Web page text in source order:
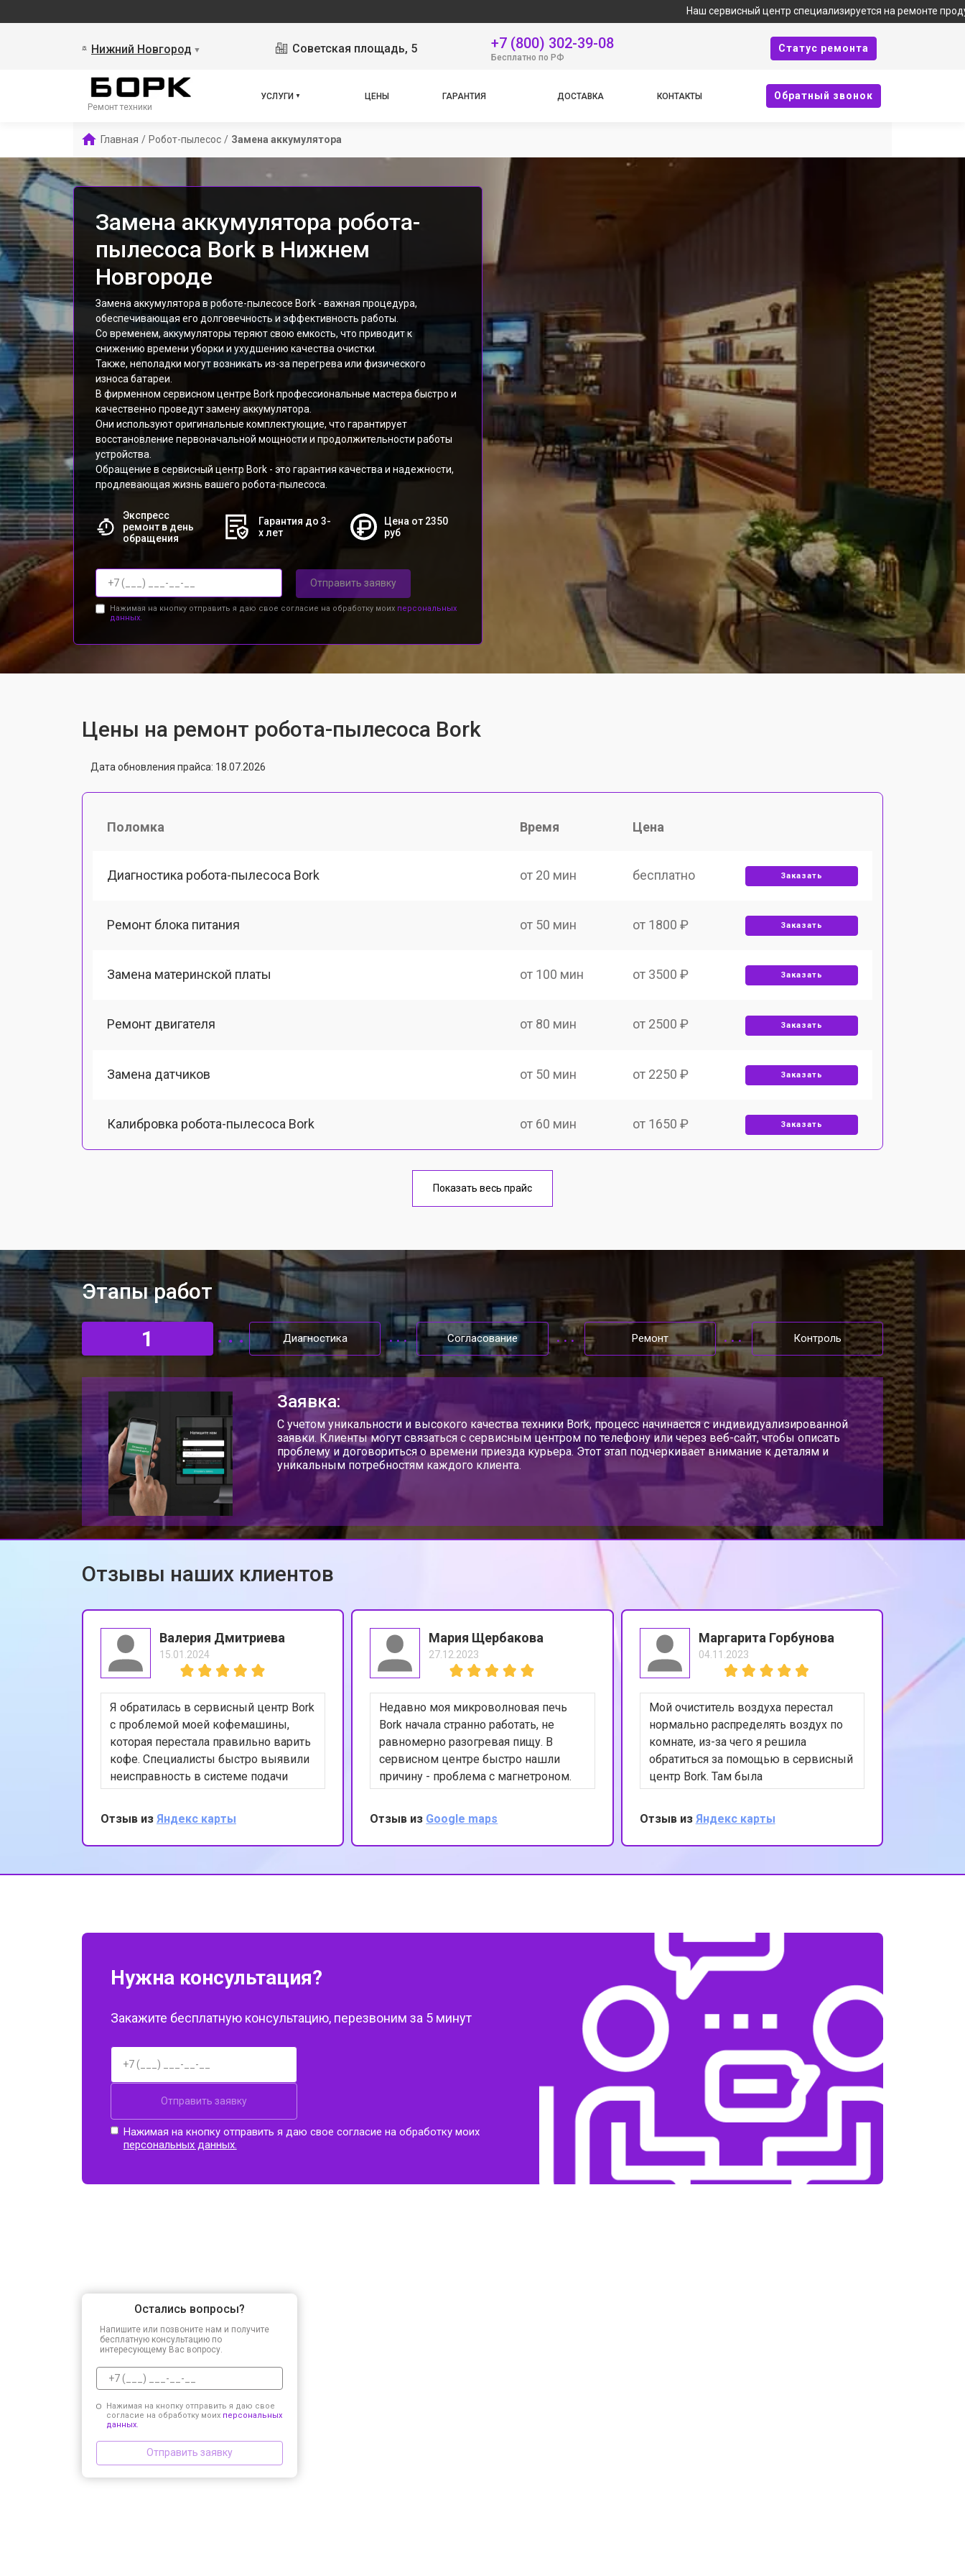
Наш сервисный центр специализируется на ремонте продукции
Нижний Новгород ▼ Советская площадь, 5 +7 (800) 302-39-08
Бесплатно по РФ
Cтатус ремонта
Ремонт техники
УСЛУГИ ЦЕНЫ ГАРАНТИЯ ДОСТАВКА КОНТАКТЫ Oбратный звонок
Главная / Робот-пылесос / Замена аккумулятора
Замена аккумулятора робота-
пылесоса Bork в Нижнем
Новгороде
Замена аккумулятора в роботе-пылесосе Bork - важная процедура,
обеспечивающая его долговечность и эффективность работы.
Со временем, аккумуляторы теряют свою емкость, что приводит к
снижению времени уборки и ухудшению качества очистки.
Также, неполадки могут возникать из-за перегрева или физического
износа батареи.
В фирменном сервисном центре Bork профессиональные мастера быстро и
качественно проведут замену аккумулятора.
Они используют оригинальные комплектующие, что гарантирует
восстановление первоначальной мощности и продолжительности работы
устройства.
Обращение в сервисный центр Bork - это гарантия качества и надежности,
продлевающая жизнь вашего робота-пылесоса.
Экспресс
ремонт в день
обращения
Гарантия до 3-
х лет
Цена от 2350
руб
Отправить заявку
Нажимая на кнопку отправить я даю свое согласие на обработку моих персональных
данных.
Цены на ремонт робота-пылесоса Bork
Дата обновления прайса: 18.07.2026
Поломка Время Цена
Диагностика робота-пылесоса Bork от 20 мин бесплатно Заказать
Ремонт блока питания от 50 мин от 1800 ₽ Заказать
Замена материнской платы от 100 мин от 3500 ₽ Заказать
Ремонт двигателя от 80 мин от 2500 ₽ Заказать
Замена датчиков от 50 мин от 2250 ₽ Заказать
Калибровка робота-пылесоса Bork от 60 мин от 1650 ₽ Заказать
от 50 мин
Показать весь прайс
Этапы работ
1
Диагностика Согласование Ремонт Контроль
Заявка:
С учетом уникальности и высокого качества техники Bork, процесс начинается с индивидуализированной
заявки. Клиенты могут связаться с сервисным центром по телефону или через веб-сайт, чтобы описать
проблему и договориться о времени приезда курьера. Этот этап подчеркивает внимание к деталям и
уникальным потребностям каждого клиента.
Отзывы наших клиентов
Валерия Дмитриева
15.01.2024
Я обратилась в сервисный центр Bork
с проблемой моей кофемашины,
которая перестала правильно варить
кофе. Специалисты быстро выявили
неисправность в системе подачи
воды и устранили её. Теперь моя
кофемашина работает как новая. Я
очень довольна качеством
обслуживания и профессионализмом
работу!
Отзыв из Яндекс карты
Мария Щербакова
27.12.2023
Недавно моя микроволновая печь
Bork начала странно работать, не
равномерно разогревая пищу. В
сервисном центре быстро нашли
причину - проблема с магнетроном.
После ремонта печь снова
функционирует идеально. Я
благодарна за оперативность и
качество выполненных работ.
Отзыв из Google maps
Маргарита Горбунова
04.11.2023
Мой очиститель воздуха перестал
нормально распределять воздух по
комнате, из-за чего я решила
обратиться за помощью в сервисный
центр Bork. Там была
диагностирована проблема с
системой распределения воздуха, а
именно - заклинивание
регулировочных заслонок. После
исправно. Превосходное
Отзыв из Яндекс карты
Нужна консультация?
Закажите бесплатную консультацию, перезвоним за 5 минут
Отправить заявку
Нажимая на кнопку отправить я даю свое согласие на обработку моих
персональных данных.
Остались вопросы?
Напишите или позвоните нам и получите
бесплатную консультацию по
интересующему Вас вопросу.
Нажимая на кнопку отправить я даю свое
согласие на обработку моих персональных
данных.
Отправить заявку